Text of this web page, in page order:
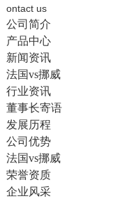
ontact us
公司简介
产品中心
新闻资讯
法国vs挪威
行业资讯
董事长寄语
发展历程
公司优势
法国vs挪威
荣誉资质
企业风采